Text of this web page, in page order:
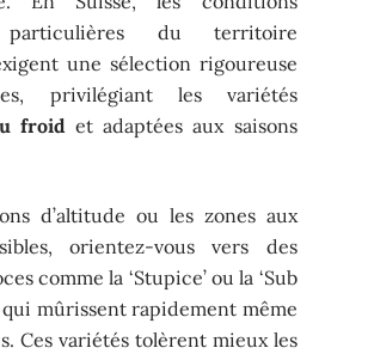
particulières du territoire
une sélection rigoureuse
privilégiant les variétés
froidet adaptées aux saisons
d’altitude ou les zones aux
orientez-vous vers des
comme la ‘Stupice’ ou la ‘Sub
qui mûrissent rapidement même
Ces variétés tolèrent mieux les